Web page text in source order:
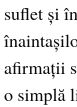
suflet și
afirmații
o simplă